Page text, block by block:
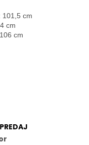
101,5 cm
cm
cm